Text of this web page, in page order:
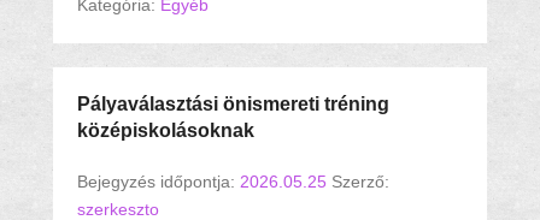
Kategória: Egyéb
Pályaválasztási önismereti tréning
középiskolásoknak
Bejegyzés időpontja: 2026.05.25 Szerző:
szerkeszto